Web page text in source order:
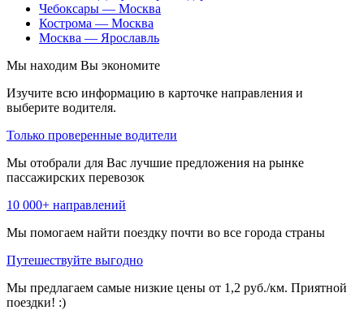
Чебоксары — Москва
Кострома — Москва
Москва — Ярославль
Мы находим Вы экономите
Изучите всю информацию в карточке направления и
выберите водителя.
Только проверенные водители
Мы отобрали для Вас лучшие предложения на рынке
пассажирских перевозок
10 000+ направлений
Мы помогаем найти поездку почти во все города страны
Путешествуйте выгодно
Мы предлагаем самые низкие цены от 1,2 руб./км. Приятной
поездки! :)